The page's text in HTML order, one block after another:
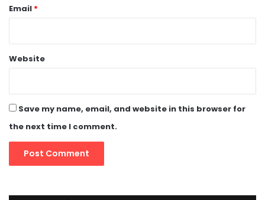
Email *
Website
Save my name, email, and website in this browser for
the next time I comment.